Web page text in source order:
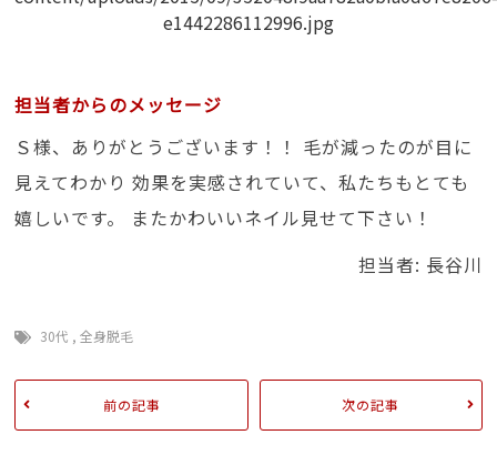
担当者からのメッセージ
Ｓ様、ありがとうございます！！ 毛が減ったのが目に
見えてわかり 効果を実感されていて、私たちもとても
嬉しいです。 またかわいいネイル見せて下さい！
担当者: 長谷川
30代 ,全身脱毛
前の記事 次の記事